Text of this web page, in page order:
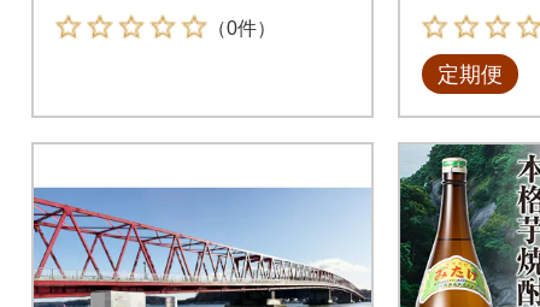
（0件）
定期便